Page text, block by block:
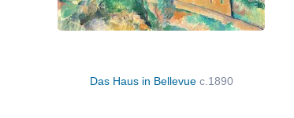
Das Haus in Bellevue c.1890